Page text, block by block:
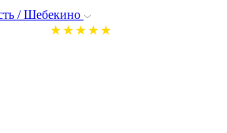
/ Шебекино